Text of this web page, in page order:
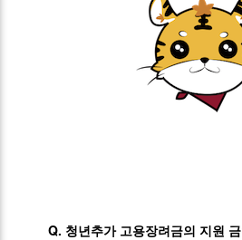
Q. 청년추가 고용장려금의 지원